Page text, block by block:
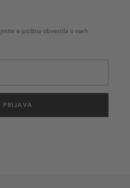
e-poštna obvestila o vseh
PRIJAVA